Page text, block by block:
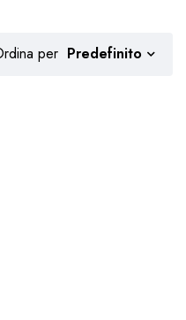
per Predefinito